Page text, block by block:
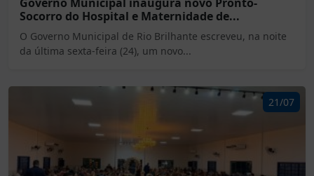
Socorro do Hospital e Maternidade de...
O Governo Municipal de Rio Brilhante escreveu, na noite
da última sexta-feira (24), um novo...
21/07